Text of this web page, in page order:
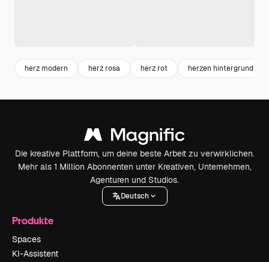
herz modern herz rosa herz rot herzen hintergrund
Die kreative Plattform, um deine beste Arbeit zu verwirklichen.
Mehr als 1 Million Abonnenten unter Kreativen, Unternehmen,
Agenturen und Studios.
Deutsch
Produkte
Spaces
KI-Assistent